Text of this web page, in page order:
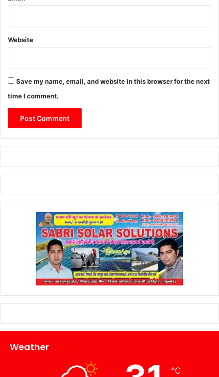
Website
Save my name, email, and website in this browser for the next
time I comment.
Weather
℃